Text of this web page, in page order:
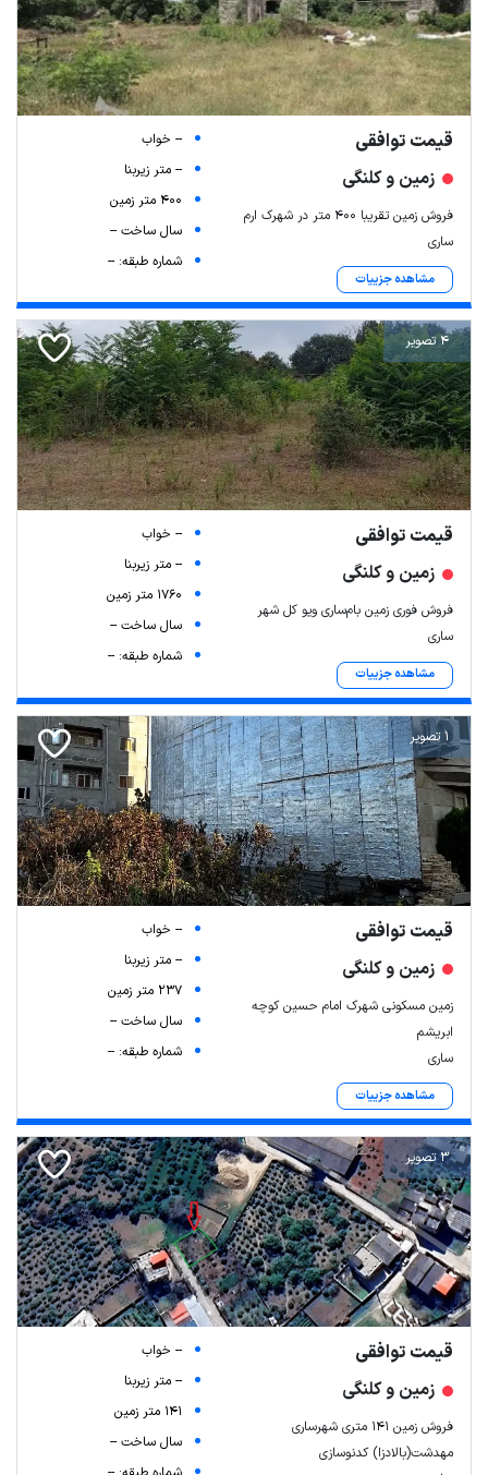
قیمت توافقی
زمین و کلنگی
فروش زمین تقریبا ۴۰۰ متر در شهرک ارم
ساری
مشاهده جزییات
-- خواب
-- متر زیربنا
400 متر زمین
سال ساخت --
شماره طبقه: --
4 تصویر
قیمت توافقی
زمین و کلنگی
فروش فوری زمین بام‌ساری ویو کل شهر
ساری
مشاهده جزییات
-- خواب
-- متر زیربنا
1760 متر زمین
سال ساخت --
شماره طبقه: --
1 تصویر
قیمت توافقی
زمین و کلنگی
زمین مسکونی شهرک امام حسین کوچه
ابریشم
ساری
مشاهده جزییات
-- خواب
-- متر زیربنا
237 متر زمین
سال ساخت --
شماره طبقه: --
3 تصویر
قیمت توافقی
زمین و کلنگی
فروش زمین ۱۴۱ متری شهرساری
مهدشت(بالادزا) کدنوسازی
-- خواب
-- متر زیربنا
141 متر زمین
سال ساخت --